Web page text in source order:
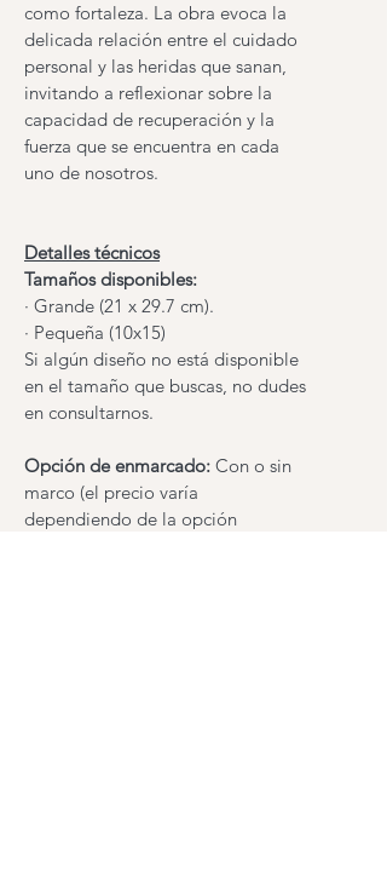
como fortaleza. La obra evoca la
delicada relación entre el cuidado
personal y las heridas que sanan,
invitando a reflexionar sobre la
capacidad de recuperación y la
fuerza que se encuentra en cada
uno de nosotros.
Detalles técnicos
Tamaños disponibles:
· Grande (21 x 29.7 cm).
· Pequeña (10x15)
Si algún diseño no está disponible
en el tamaño que buscas, no dudes
en consultarnos.
Opción de enmarcado: Con o sin
marco (el precio varía
dependiendo de la opción